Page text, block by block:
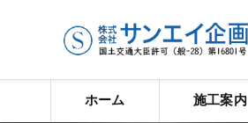
ホーム 施工案内